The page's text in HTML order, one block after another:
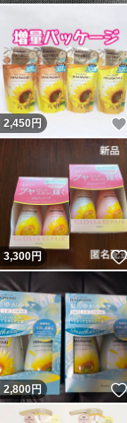
2,450 円
3,300円
2,800円